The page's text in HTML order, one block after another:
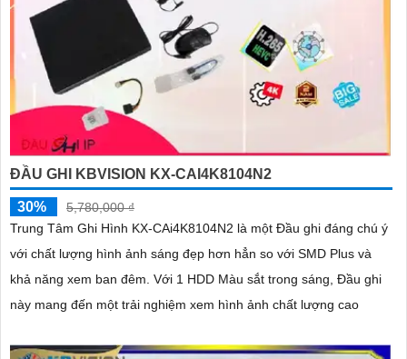
ĐẦU GHI KBVISION KX-CAI4K8104N2
30%
5,780,000 ₫
Trung Tâm Ghi Hình KX-CAi4K8104N2 là một Đầu ghi đáng chú ý
với chất lượng hình ảnh sáng đẹp hơn hẳn so với SMD Plus và
khả năng xem ban đêm. Với 1 HDD Màu sắt trong sáng, Đầu ghi
này mang đến một trải nghiệm xem hình ảnh chất lượng cao